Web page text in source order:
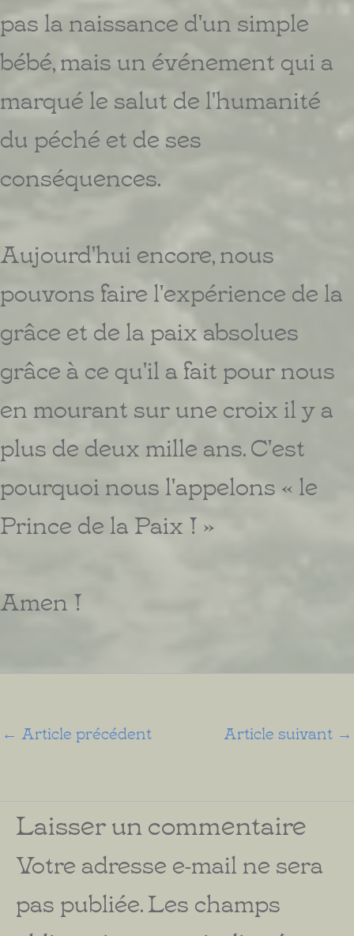
pas la naissance d'un simple
bébé, mais un événement qui a
marqué le salut de l'humanité
du péché et de ses
conséquences.
Aujourd'hui encore, nous
pouvons faire l'expérience de la
grâce et de la paix absolues
grâce à ce qu'il a fait pour nous
en mourant sur une croix il y a
plus de deux mille ans. C'est
pourquoi nous l'appelons « le
Prince de la Paix ! »
Amen !
← Article précédent Article suivant →
Laisser un commentaire
Votre adresse e-mail ne sera
pas publiée.Les champs